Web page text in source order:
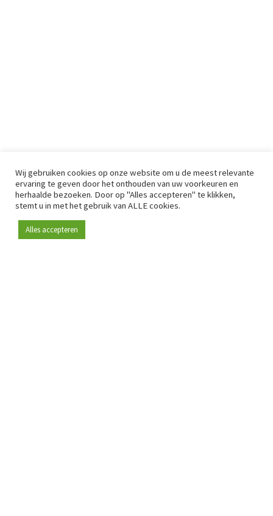
Wij gebruiken cookies op onze website om u de meest relevante
ervaring te geven door het onthouden van uw voorkeuren en
herhaalde bezoeken. Door op "Alles accepteren" te klikken,
stemt u in met het gebruik van ALLE cookies.
Alles accepteren